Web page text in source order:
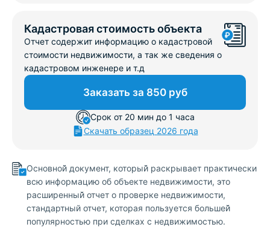
Кадастровая стоимость объекта
Отчет содержит информацию о кадастровой
стоимости недвижимости, а так же сведения о
кадастровом инженере и т.д
Заказать за 850 руб
Срок от 20 мин до 1 часа
Скачать образец 2026 года
Основной̆ документ, который̆ раскрывает практически
всю информацию об объекте недвижимости, это
расширенный̆ отчет о проверке недвижимости,
стандартный отчет, которая пользуется большей̆
популярностью при сделках с недвижимостью.